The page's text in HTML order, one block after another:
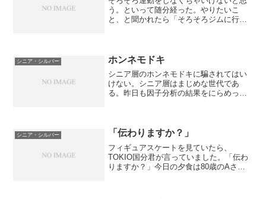
う。といって随分経った。やりたいこ
と、と聞かれたら「そろそろジムに行こ
みをした。以上。そして1か...
シニア・シルバー ホンネモドキ
シニア層のホンネモドキに騙されてはい
けない。シニア層はまじめな世代であ
る。昨日も因子分析の結果をにらめっこ
られているか」「こんな俺を...
シニア・シルバー 「伝わりますか？」
フィギュアスケートを見ていたら、
TOKIO国分君が言っていました。「伝わ
りますか？」今日の夕食は80歳のAさん